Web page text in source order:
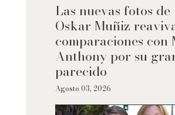
Las nuevas fotos de
Oskar Muñiz
comparaciones con
Anthony por su
parecido
Agosto 03, 2026